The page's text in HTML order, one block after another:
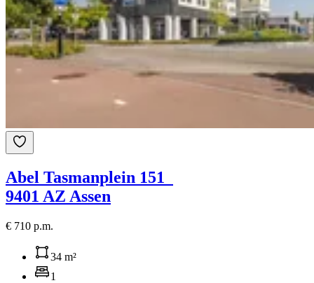
Abel Tasmanplein 151
9401 AZ Assen
€ 710 p.m.
34 m²
1